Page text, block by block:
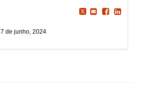
7 de junho, 2024